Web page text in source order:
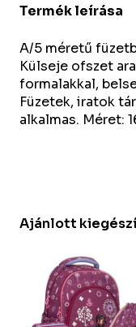
Termék leírása
A/5 méretű
Külseje ofszet
formalakkal,
Füzetek, iratok
alkalmas. Méret:
Ajánlott